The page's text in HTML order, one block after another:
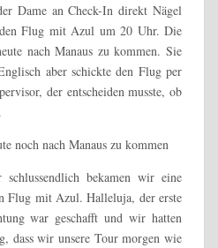
Dame an Check-In direkt Nägel
Flug mit Azul um 20 Uhr. Die
nach Manaus zu kommen. Sie
aber schickte den Flug per
der entscheiden musste, ob
bekamen wir eine
Flug mit Azul. Halleluja, der erste
war geschafft und wir hatten
dass wir unsere Tour morgen wie